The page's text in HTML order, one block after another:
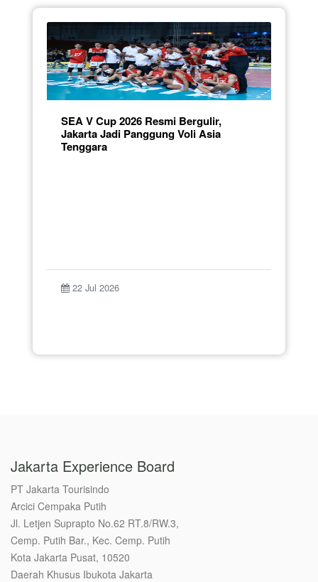
SEA V Cup 2026 Resmi Bergulir,
Jakarta Jadi Panggung Voli Asia
Tenggara
22 Jul 2026
Jakarta Experience Board
PT Jakarta Tourisindo
Arcici Cempaka Putih
Jl. Letjen Suprapto No.62 RT.8/RW.3,
Cemp. Putih Bar., Kec. Cemp. Putih
Kota Jakarta Pusat, 10520
Daerah Khusus Ibukota Jakarta